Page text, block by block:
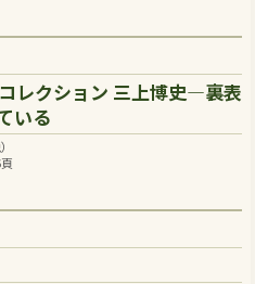
レクション 三上博史―裏表
いる